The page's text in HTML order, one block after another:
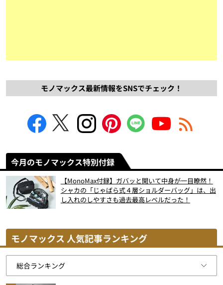
モノマックス最新情報をSNSでチェック！
今月のモノマックス特別付録
【MonoMax付録】ガバッと開いて中身が一目瞭然！
シャカの「じゃばら式４層ショルダーバッグ」は、出
し入れのしやすさも過去最高レベルだった！
モノマックス 人気記事ランキング